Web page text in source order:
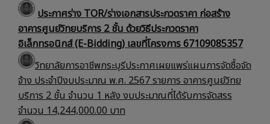
ประกาศร่าง TOR/ร่างเอกสารประกวดราคา ก่อสร้าง
อาคารศูนย์วิทยบริการ 2 ชั้น ด้วยวิธีประกวดราคา
อิเล็กทรอนิกส์ (E-Bidding) เลขที่โครงการ 67109085357
วิทยาลัยการอาชีพกระบุรีประกาศเผยแพร่แผนการจัดซื้อจัด
จ้าง ประจำปีงบประมาณ พ.ศ. 2567 รายการ อาคารศูนย์วิทย
บริการ 2 ชั้น จำนวน 1 หลัง งบประมาณที่ได้รับการจัดสรร
จำนวน 14,244,000.00 บาท